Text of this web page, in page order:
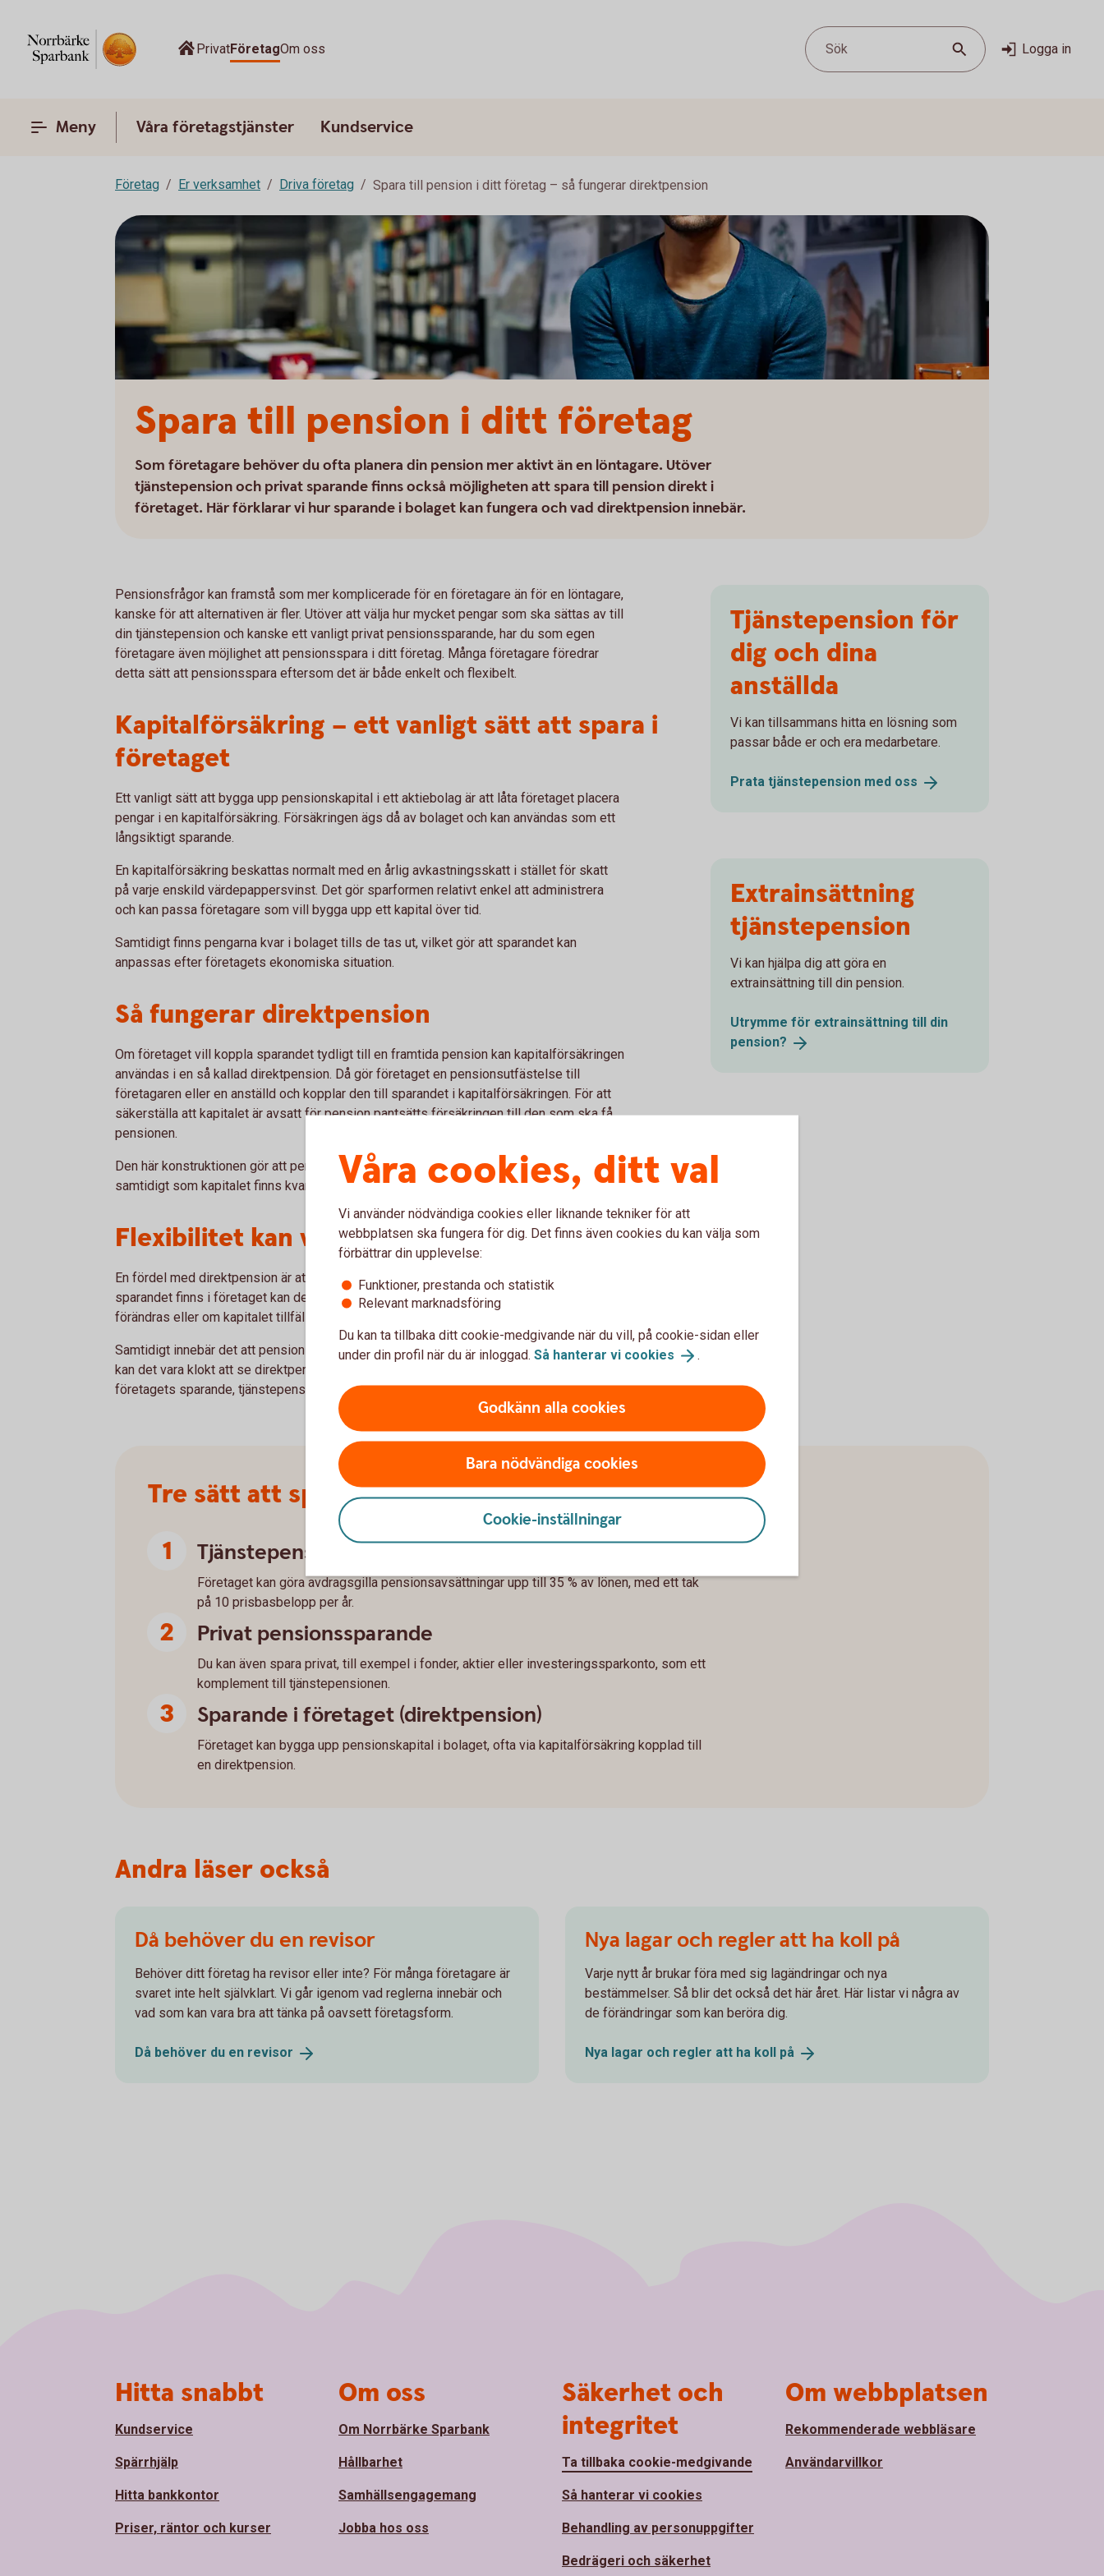
PrivatFöretagOm oss Sök Logga in
Meny Våra företagstjänster Kundservice
Företag Er verksamhet Driva företag Spara till pension i ditt företag – så fungerar direktpension
Spara till pension i ditt företag
Som företagare behöver du ofta planera din pension mer aktivt än en löntagare. Utöver
tjänstepension och privat sparande finns också möjligheten att spara till pension direkt i
företaget. Här förklarar vi hur sparande i bolaget kan fungera och vad direktpension innebär.
Pensionsfrågor kan framstå som mer komplicerade för en företagare än för en löntagare,
kanske för att alternativen är fler. Utöver att välja hur mycket pengar som ska sättas av till
din tjänstepension och kanske ett vanligt privat pensionssparande, har du som egen
företagare även möjlighet att pensionsspara i ditt företag. Många företagare föredrar
detta sätt att pensionsspara eftersom det är både enkelt och flexibelt.
Kapitalförsäkring – ett vanligt sätt att spara i
företaget
Ett vanligt sätt att bygga upp pensionskapital i ett aktiebolag är att låta företaget placera
pengar i en kapitalförsäkring. Försäkringen ägs då av bolaget och kan användas som ett
långsiktigt sparande.
En kapitalförsäkring beskattas normalt med en årlig avkastningsskatt i stället för skatt
på varje enskild värdepappersvinst. Det gör sparformen relativt enkel att administrera
och kan passa företagare som vill bygga upp ett kapital över tid.
Samtidigt finns pengarna kvar i bolaget tills de tas ut, vilket gör att sparandet kan
anpassas efter företagets ekonomiska situation.
Så fungerar direktpension
Om företaget vill koppla sparandet tydligt till en framtida pension kan kapitalförsäkringen
användas i en så kallad direktpension. Då gör företaget en pensionsutfästelse till
företagaren eller en anställd och kopplar den till sparandet i kapitalförsäkringen. För att
säkerställa att kapitalet är avsatt för pension pantsätts försäkringen till den som ska få
pensionen.
Den här konstruktionen gör att pengarna i praktiken är reserverade för pensionen
samtidigt som kapitalet finns kvar i bolaget tills pensionen betalas ut.
Flexibilitet kan vara värdefullt för företagare
En fördel med direktpension är att lösningen kan vara relativt flexibel. Eftersom
sparandet finns i företaget kan det ge större handlingsutrymme om verksamheten
förändras eller om kapitalet tillfälligt behöver användas i bolaget.
Samtidigt innebär det att pensionssparandet är kopplat till företagets ekonomi. Därför
kan det vara klokt att se direktpension som en del av en större pensionsstrategi där
företagets sparande, tjänstepension och privat sparande kompletterar varandra.
Tjänstepension för
dig och dina
anställda
Vi kan tillsammans hitta en lösning som
passar både er och era medarbetare.
Prata tjänstepension med oss
Extrainsättning
tjänstepension
Vi kan hjälpa dig att göra en
extrainsättning till din pension.
Utrymme för extrainsättning till din
pension?
Tre sätt att spara till pension som företagare
Tjänstepension via företaget
Företaget kan göra avdragsgilla pensionsavsättningar upp till 35 % av lönen, med ett tak
på 10 prisbasbelopp per år.
Privat pensionssparande
Du kan även spara privat, till exempel i fonder, aktier eller investeringssparkonto, som ett
komplement till tjänstepensionen.
Sparande i företaget (direktpension)
Företaget kan bygga upp pensionskapital i bolaget, ofta via kapitalförsäkring kopplad till
en direktpension.
Andra läser också
Då behöver du en revisor
Behöver ditt företag ha revisor eller inte? För många företagare är
svaret inte helt självklart. Vi går igenom vad reglerna innebär och
vad som kan vara bra att tänka på oavsett företagsform.
Då behöver du en revisor
Nya lagar och regler att ha koll på
Varje nytt år brukar föra med sig lagändringar och nya
bestämmelser. Så blir det också det här året. Här listar vi några av
de förändringar som kan beröra dig.
Nya lagar och regler att ha koll på
Våra cookies, ditt val
Vi använder nödvändiga cookies eller liknande tekniker för att
webbplatsen ska fungera för dig. Det finns även cookies du kan välja som
förbättrar din upplevelse:
Funktioner, prestanda och statistik
Relevant marknadsföring
Du kan ta tillbaka ditt cookie-medgivande när du vill, på cookie-sidan eller
under din profil när du är inloggad. Så hanterar vi cookies .
Godkänn alla cookies
Bara nödvändiga cookies
Cookie-inställningar
Hitta snabbt
Kundservice
Spärrhjälp
Hitta bankkontor
Priser, räntor och kurser
Om oss
Om Norrbärke Sparbank
Hållbarhet
Samhällsengagemang
Jobba hos oss
Säkerhet och
integritet
Ta tillbaka cookie-medgivande
Så hanterar vi cookies
Behandling av personuppgifter
Bedrägeri och säkerhet
Om webbplatsen
Rekommenderade webbläsare
Användarvillkor